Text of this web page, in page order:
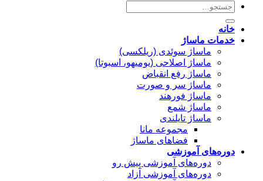
جستجو
خانه
خدمات ماساژ
ماساژ سوئدی (ریلکسی)
ماساژ اصلاحی (یومیهو، اسبوتا)
ماساژ رفع انقباض
ماساژ سر و صورت
ماساژ فورهند
ماساژ شمع
ماساژ تایلندی
مجموعه مانا
فضاهای ماساژ
دوره‌های آموزشی
دوره‌های آموزشی پیش رو
دوره‌های آموزشی آزاد